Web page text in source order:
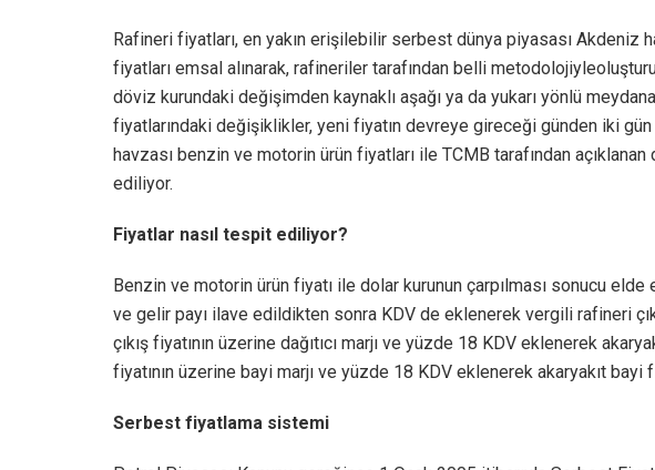
Rafineri fiyatları, en yakın erişilebilir serbest dünya piyasası Akdeniz
fiyatları emsal alınarak, rafineriler tarafından belli
döviz kurundaki değişimden kaynaklı aşağı ya da yukarı yönlü
fiyatlarındaki değişiklikler, yeni fiyatın devreye gireceği günden iki
havzası benzin ve motorin ürün fiyatları ile TCMB tarafından
ediliyor.
Fiyatlar nasıl tespit ediliyor?
Benzin ve motorin ürün fiyatı ile dolar kurunun çarpılması sonucu
ve gelir payı ilave edildikten sonra KDV de eklenerek vergili rafineri
çıkış fiyatının üzerine dağıtıcı marjı ve yüzde 18 KDV eklenerek
fiyatının üzerine bayi marjı ve yüzde 18 KDV eklenerek akaryakıt bayi
Serbest fiyatlama sistemi